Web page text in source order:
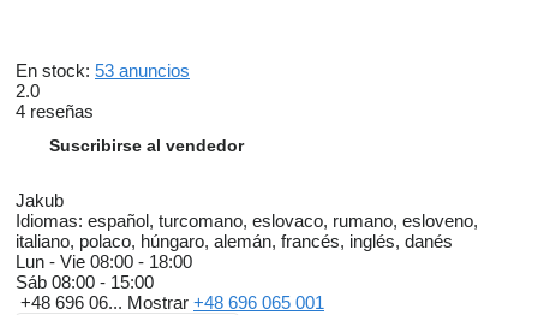
En stock: 53 anuncios
2.0
4 reseñas
Suscribirse al vendedor
Jakub
Idiomas: español, turcomano, eslovaco, rumano, esloveno,
italiano, polaco, húngaro, alemán, francés, inglés, danés
Lun - Vie 08:00 - 18:00
Sáb 08:00 - 15:00
+48 696 06... Mostrar +48 696 065 001